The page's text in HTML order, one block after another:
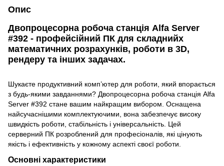
Опис
Двопроцесорна робоча станція Alfa Server
#392 - профейсійний ПК для складнийх
математичних розрахунків, роботи в 3D,
рендеру та інших задачах.
Шукаєте продуктивний комп’ютер для роботи, який впорається
з будь-якими завданнями? Двопроцесорна робоча станція Alfa
Server #392 стане вашим найкращим вибором. Оснащена
найсучаснішими комплектуючими, вона забезпечує високу
швидкість роботи, стабільність і універсальність. Цей
серверний ПК розроблений для професіоналів, які цінують
якість і ефективність у кожному аспекті своєї роботи.
Основні характеристики